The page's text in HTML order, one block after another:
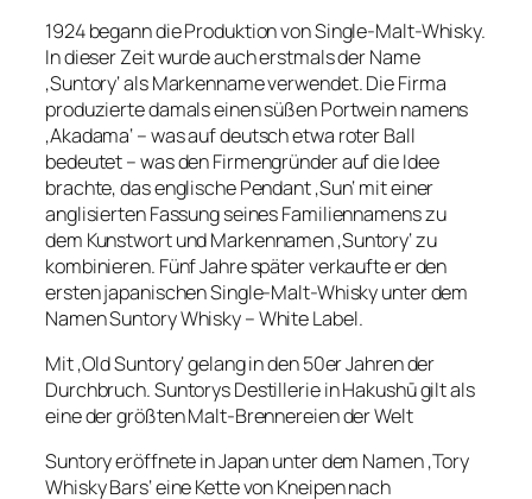
1924 begann die Produktion von Single-Malt-Whisky.
In dieser Zeit wurde auch erstmals der Name
‚Suntory‘ als Markenname verwendet. Die Firma
produzierte damals einen süßen Portwein namens
‚Akadama‘ – was auf deutsch etwa roter Ball
bedeutet – was den Firmengründer auf die Idee
brachte, das englische Pendant ‚Sun‘ mit einer
anglisierten Fassung seines Familiennamens zu
dem Kunstwort und Markennamen ‚Suntory‘ zu
kombinieren. Fünf Jahre später verkaufte er den
ersten japanischen Single-Malt-Whisky unter dem
Namen Suntory Whisky – White Label.
Mit ‚Old Suntory‘ gelang in den 50er Jahren der
Durchbruch. Suntorys Destillerie in Hakushū gilt als
eine der größten Malt-Brennereien der Welt
Suntory eröffnete in Japan unter dem Namen ‚Tory
Whisky Bars‘ eine Kette von Kneipen nach